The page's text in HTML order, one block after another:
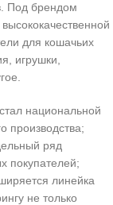
Под брендом
для кошачьих
игрушки,
национальной
производства;
ряд
покупателей;
линейка
не только